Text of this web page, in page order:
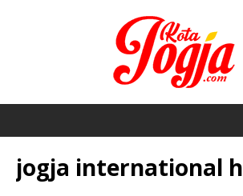
jogja international